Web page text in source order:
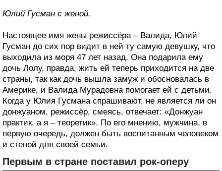
Юлий Гусман с женой.
Настоящее имя жены режиссёра – Валида, Юлий
Гусман до сих пор видит в ней ту самую девушку, что
выходила из моря 47 лет назад. Она подарила ему
дочь Лолу, правда, жить ей теперь приходится на две
страны, так как дочь вышла замуж и обосновалась в
Америке, и Валида Мурадовна помогает ей с детьми.
Когда у Юлия Гусмана спрашивают, не является ли он
донжуаном, режиссёр, смеясь, отвечает: «Донжуан
практик, а я – теоретик». По его мнению, мужчина, в
первую очередь, должен быть воспитанным человеком
и стеной для своей семьи.
Первым в стране поставил рок-оперу